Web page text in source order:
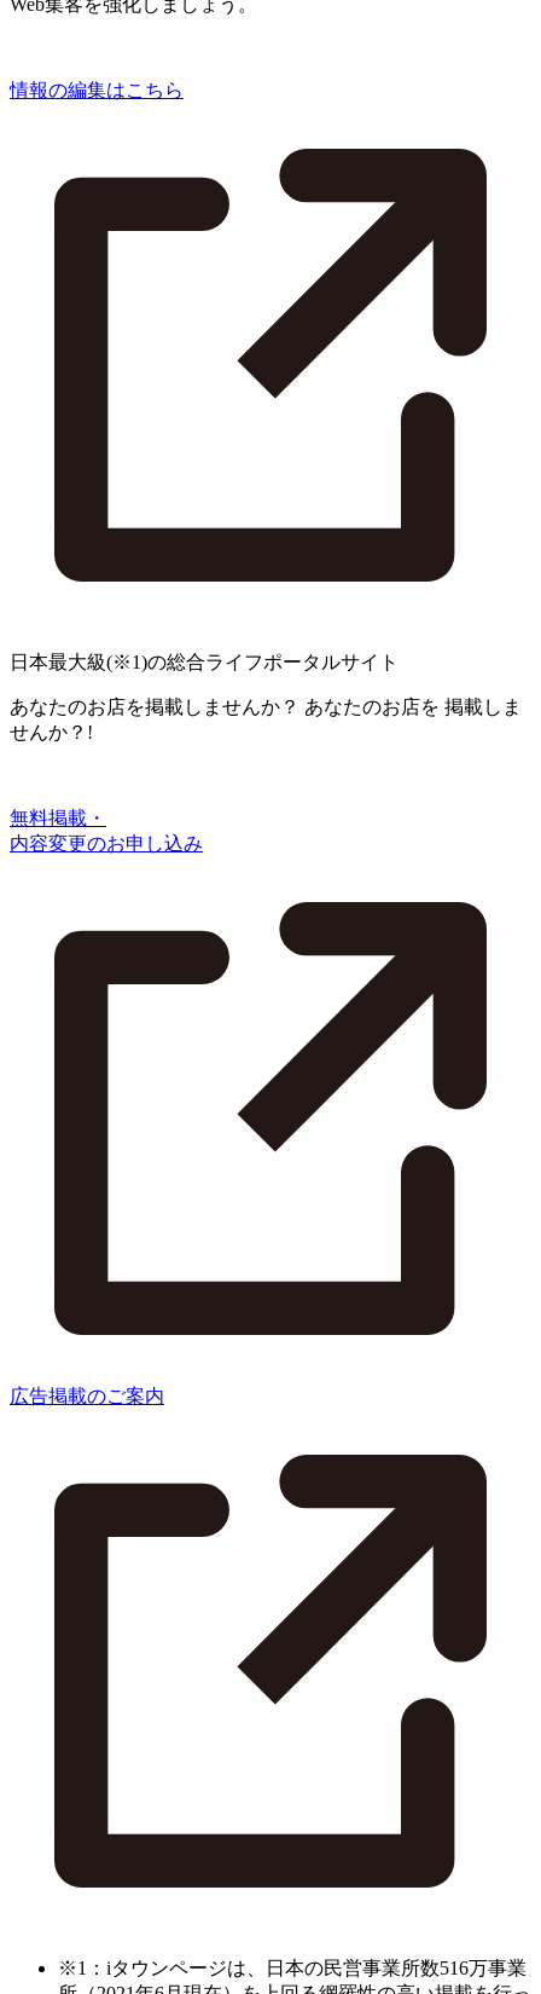
情報の編集はこちら
日本最大級(※1)の総合ライフポータルサイト
あなたのお店を掲載しませんか？ あなたのお店を 掲載しま
せんか？!
無料掲載・
内容変更のお申し込み
広告掲載のご案内
※1：iタウンページは、日本の民営事業所数516万事業